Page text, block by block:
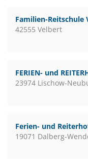
Familien-
42555 Velbert
FERIEN- und
23974 Lischow-
Ferien- und
19071 Dalberg-